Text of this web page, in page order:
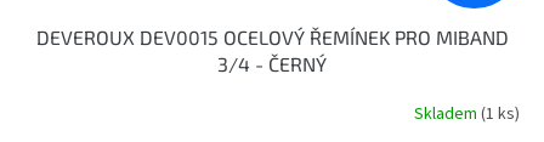
DEVEROUX DEV0015 OCELOVÝ ŘEMÍNEK PRO MIBAND
3/4 - ČERNÝ
Skladem (1 ks)